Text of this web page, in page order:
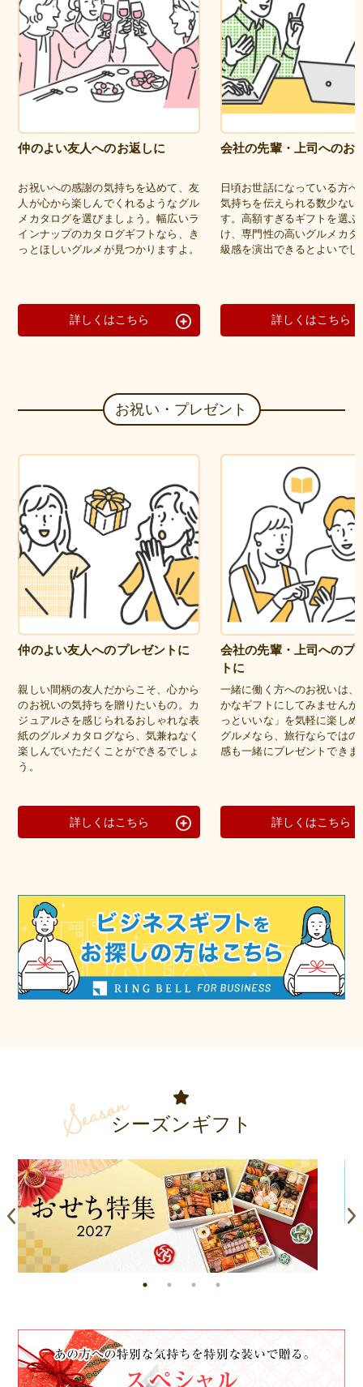
仲のよい友人へのお返しに
お祝いへの感謝の気持ちを込めて、友
人が心から楽しんでくれるようなグル
メカタログを選びましょう。幅広いラ
インナップのカタログギフトなら、き
っとほしいグルメが見つかりますよ。
詳しくはこちら
会社の先輩・上司へのお
日頃お世話になっている方へ
気持ちを伝えられる数少ない
す。高額すぎるギフトを選ぶ
け、専門性の高いグルメカタ
級感を演出できるとよいでし
詳しくはこちら
お祝い・プレゼント
仲のよい友人へのプレゼントに
親しい間柄の友人だからこそ、心から
のお祝いの気持ちを贈りたいもの。カ
ジュアルさを感じられるおしゃれな表
紙のグルメカタログなら、気兼ねなく
楽しんでいただくことができるでしょ
う。
詳しくはこちら
会社の先輩・上司へのプ
トに
一緒に働く方へのお祝いは、
かなギフトにしてみませんか
っといいな」を気軽に楽しめ
グルメなら、旅行ならではの
感も一緒にプレゼントできま
詳しくはこちら
シーズンギフト